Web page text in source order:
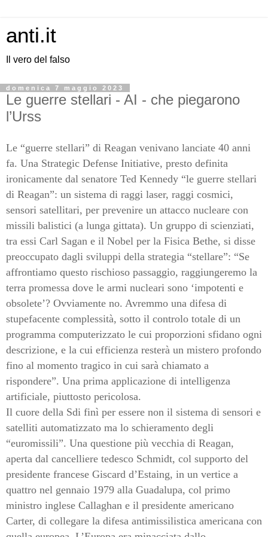
anti.it
Il vero del falso
domenica 7 maggio 2023
Le guerre stellari - AI - che piegarono
l’Urss
Le “guerre stellari” di Reagan venivano lanciate 40 anni
fa. Una Strategic Defense Initiative, presto definita
ironicamente dal senatore Ted Kennedy “le guerre stellari
di Reagan”: un sistema di raggi laser, raggi cosmici,
sensori satellitari, per prevenire un attacco nucleare con
missili balistici (a lunga gittata). Un gruppo di scienziati,
tra essi Carl Sagan e il Nobel per la Fisica Bethe, si disse
preoccupato dagli sviluppi della strategia “stellare”: “Se
affrontiamo questo rischioso passaggio, raggiungeremo la
terra promessa dove le armi nucleari sono ‘impotenti e
obsolete’? Ovviamente no. Avremmo una difesa di
stupefacente complessità, sotto il controlo totale di un
programma computerizzato le cui proporzioni sfidano ogni
descrizione, e la cui efficienza resterà un mistero profondo
fino al momento tragico in cui sarà chiamato a
rispondere”. Una prima applicazione di intelligenza
artificiale, piuttosto pericolosa.
Il cuore della Sdi finì per essere non il sistema di sensori e
satelliti automatizzato ma lo schieramento degli
“euromissili”. Una questione più vecchia di Reagan,
aperta dal cancelliere tedesco Schmidt, col supporto del
presidente francese Giscard d’Estaing, in un vertice a
quattro nel gennaio 1979 alla Guadalupa, col primo
ministro inglese Callaghan e il presidente americano
Carter, di collegare la difesa antimissilistica americana con